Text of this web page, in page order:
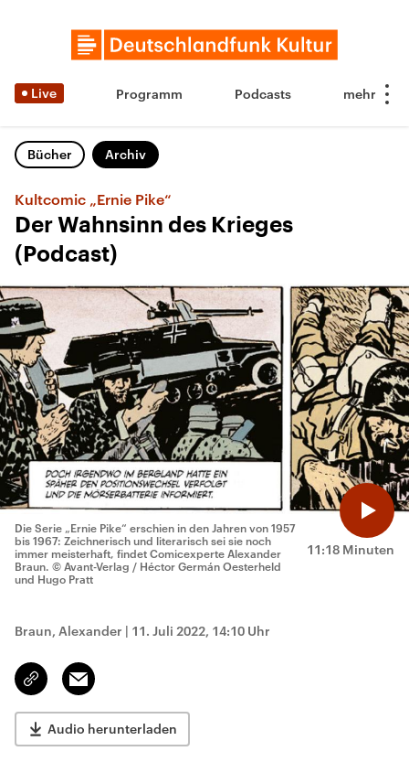
Live Programm Podcasts
Bücher Archiv
Kultcomic „Ernie Pike“
Der Wahnsinn des Krieges
(Podcast)
11:18 Minuten
Die Serie „Ernie Pike“ erschien in den Jahren von 1957
bis 1967: Zeichnerisch und literarisch sei sie noch
immer meisterhaft, findet Comicexperte Alexander
Braun. © Avant-Verlag / Héctor Germán Oesterheld
und Hugo Pratt
Braun, Alexander | 11. Juli 2022, 14:10 Uhr
Link
kopieren/teilen
Email
Audio herunterladen